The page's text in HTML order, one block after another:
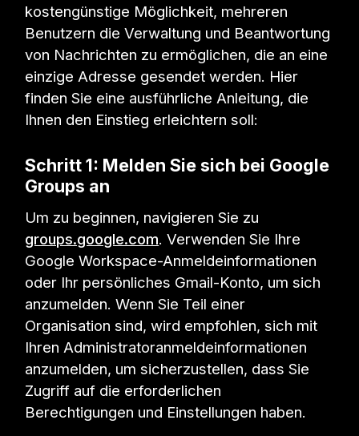
kostengünstige Möglichkeit, mehreren
Benutzern die Verwaltung und Beantwortung
von Nachrichten zu ermöglichen, die an eine
einzige Adresse gesendet werden. Hier
finden Sie eine ausführliche Anleitung, die
Ihnen den Einstieg erleichtern soll:
Schritt 1: Melden Sie sich bei Google
Groups an
Um zu beginnen, navigieren Sie zu
groups.google.com. Verwenden Sie Ihre
Google Workspace-Anmeldeinformationen
oder Ihr persönliches Gmail-Konto, um sich
anzumelden. Wenn Sie Teil einer
Organisation sind, wird empfohlen, sich mit
Ihren Administratoranmeldeinformationen
anzumelden, um sicherzustellen, dass Sie
Zugriff auf die erforderlichen
Berechtigungen und Einstellungen haben.